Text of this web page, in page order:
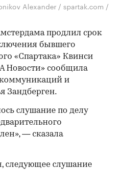
Alexander / spartak.com /
продлил срок
бывшего
«Спартака» Квинси
Новости» сообщила
коммуникаций и
Зандберген.
слушание по делу
— сказала
следующее слушание